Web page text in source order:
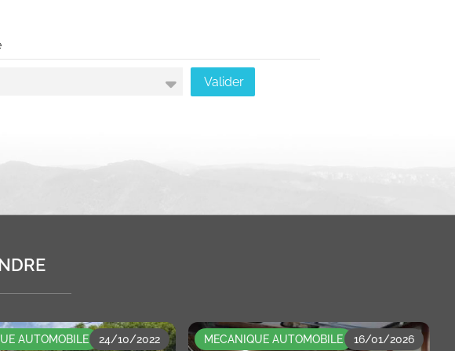
Valider
AUTOMOBILE 24/10/2022 MECANIQUE AUTOMOBILE 16/01/2026